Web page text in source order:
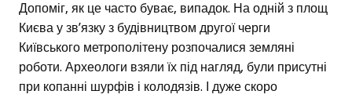
Допоміг, як це часто буває, випадок. На одній з площ
Києва у зв’язку з будівництвом другої черги
Київського метрополітену розпочалися земляні
роботи. Археологи взяли їх під нагляд, були присутні
при копанні шурфів і колодязів. І дуже скоро